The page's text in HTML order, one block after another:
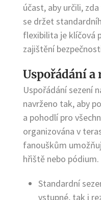
účast, aby určili,
se držet
flexibilita je klíčová
zajištění
Uspořádání a
Uspořádání sezení
navrženo tak, aby
a pohodlí pro
organizována v
fanouškům
hřiště nebo pódium.
Standardní
vstupné, tak i